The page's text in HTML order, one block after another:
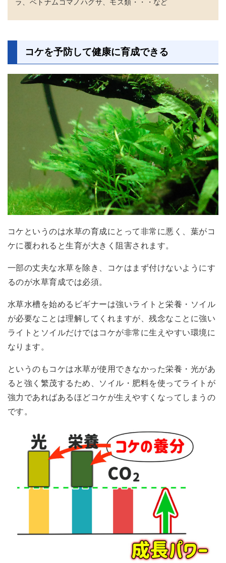
ラ、ベトナムゴマノハグサ、モス類・・・など
コケを予防して健康に育成できる
コケというのは水草の育成にとって非常に悪く、 葉がコ
ケに覆われると生育が大きく阻害されます。
一部の丈夫な水草を除き、コケはまず付けないようにす
るのが水草育成では必須。
水草水槽を始めるビギナーは強いライトと栄養・ソイル
が必要なことは理解してくれますが、残念なことに強い
ライトとソイルだけではコケが非常に生えやすい環境に
なります。
というのもコケは水草が使用できなかった栄養・光があ
ると強く繁茂するため、ソイル・肥料を使ってライトが
強力であればあるほどコケが生えやすくなってしまうの
です。